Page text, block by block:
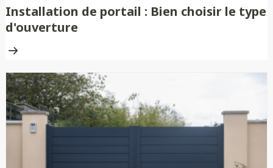
Installation de portail : Bien choisir le type
d'ouverture